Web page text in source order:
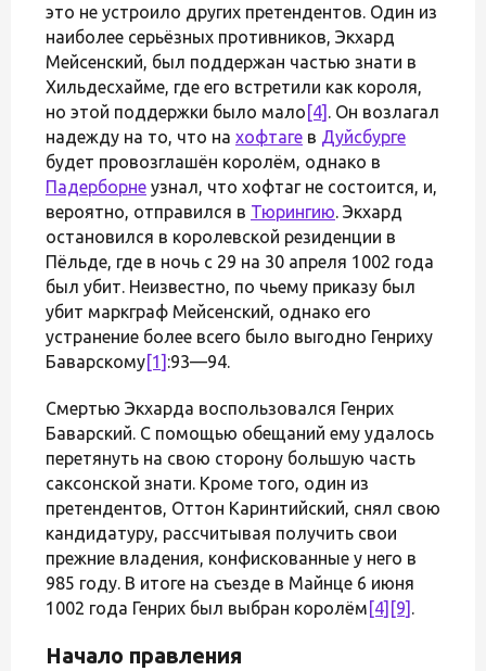
это не устроило других претендентов. Один из
наиболее серьёзных противников, Экхард
Мейсенский, был поддержан частью знати в
Хильдесхайме, где его встретили как короля,
но этой поддержки было мало [4] . Он возлагал
надежду на то, что на хофтаге в Дуйсбурге
будет провозглашён королём, однако в
Падерборне узнал, что хофтаг не состоится, и,
вероятно, отправился в Тюрингию. Экхард
остановился в королевской резиденции в
Пёльде, где в ночь с 29 на 30 апреля 1002 года
был убит. Неизвестно, по чьему приказу был
убит маркграф Мейсенский, однако его
устранение более всего было выгодно Генриху
Баварскому[1] :93—94.
Смертью Экхарда воспользовался Генрих
Баварский. С помощью обещаний ему удалось
перетянуть на свою сторону большую часть
саксонской знати. Кроме того, один из
претендентов, Оттон Каринтийский, снял свою
кандидатуру, рассчитывая получить свои
прежние владения, конфискованные у него в
985 году. В итоге на съезде в Майнце 6 июня
1002 года Генрих был выбран королём [4] [9] .
Начало правления